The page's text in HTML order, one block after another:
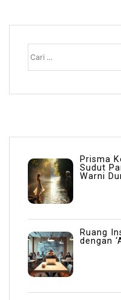
Cari
untuk:
Prisma
Sudut
Warni
Ruang
dengan